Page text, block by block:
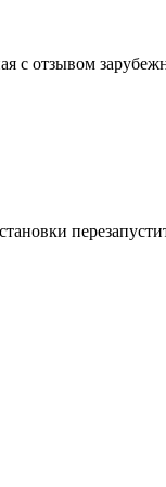
с отзывом